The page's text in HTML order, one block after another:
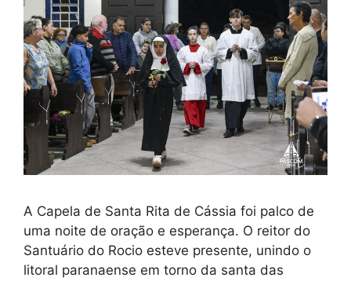
A Capela de Santa Rita de Cássia foi palco de
uma noite de oração e esperança. O reitor do
Santuário do Rocio esteve presente, unindo o
litoral paranaense em torno da santa das